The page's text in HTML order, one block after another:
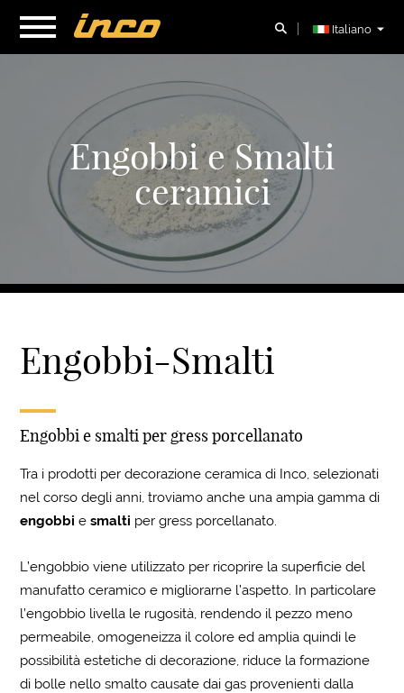
Italiano
Engobbi e Smalti
ceramici
Engobbi-Smalti
Engobbi e smalti per gress porcellanato
Tra i prodotti per decorazione ceramica di Inco, selezionati
nel corso degli anni, troviamo anche una ampia gamma di
engobbi esmalti per gress porcellanato.
L’engobbio viene utilizzato per ricoprire la superficie del
manufatto ceramico e migliorarne l’aspetto. In particolare
l’engobbio livella le rugosità, rendendo il pezzo meno
permeabile, omogeneizza il colore ed amplia quindi le
possibilità estetiche di decorazione, riduce la formazione
di bolle nello smalto causate dai gas provenienti dalla